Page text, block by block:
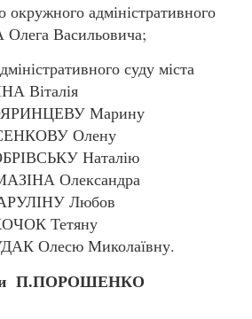
окружного адміністративного
Васильовича;
суду міста
Віталія
Марину
Олену
Наталію
Олександра
Любов
Тетяну
Олесю Миколаївну.
П.ПОРОШЕНКО